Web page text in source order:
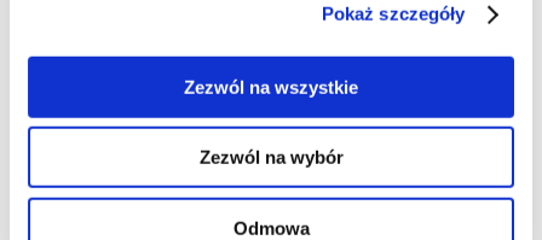
Pokaż szczegóły
Zezwól na wszystkie
Zezwól na wybór
Odmowa
nie lubią czekolady, dzisiejszego święta,
pochmurnego nieba, deszczowej pogody i sąsiada
Ciasteczka|
ponad 1h|
Malinowa słodycz